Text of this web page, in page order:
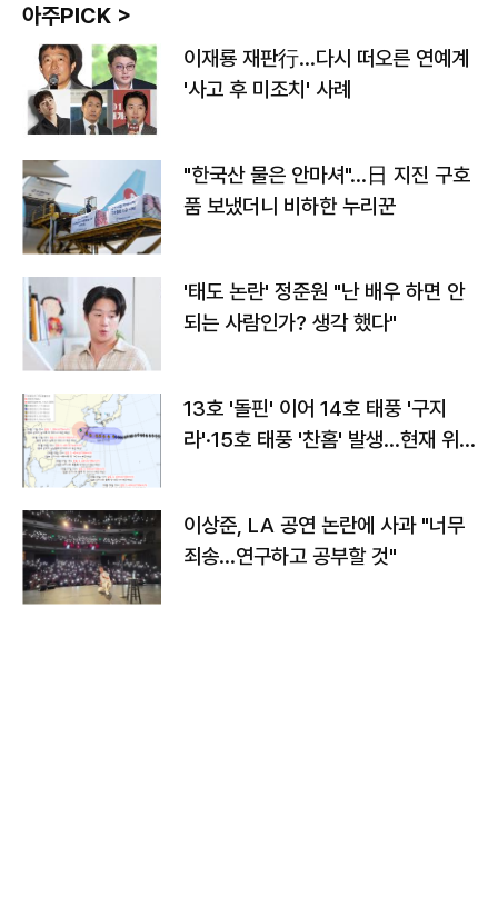
아주PICK >
이재룡 재판行…다시 떠오른 연예계
'사고 후 미조치' 사례
"한국산 물은 안마셔"…日 지진 구호
품 보냈더니 비하한 누리꾼
'태도 논란' 정준원 "난 배우 하면 안
되는 사람인가? 생각 했다"
13호 '돌핀' 이어 14호 태풍 '구지
라'·15호 태풍 '찬홈' 발생…현재 위
이상준, LA 공연 논란에 사과 "너무
죄송…연구하고 공부할 것"